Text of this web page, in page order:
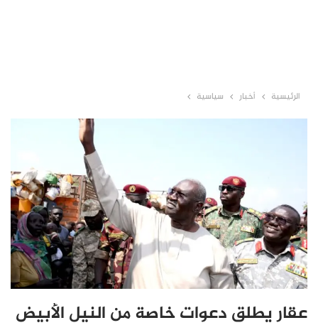
الرئيسية أخبار سياسية
عقار يطلق دعوات خاصة من النيل الأبيض